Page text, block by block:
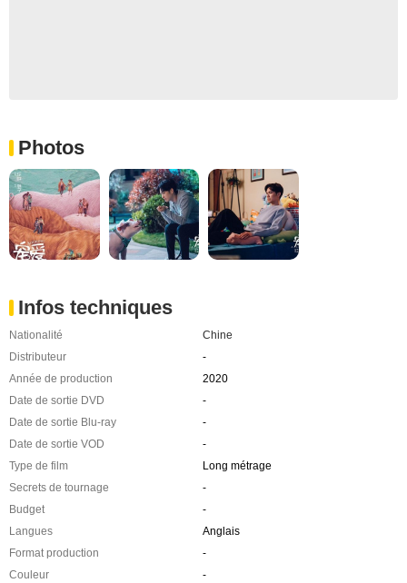
Photos
Infos techniques
Nationalité
Chine
Distributeur
-
Année de production
2020
Date de sortie DVD
-
Date de sortie Blu-ray
-
Date de sortie VOD
-
Type de film
Long métrage
Secrets de tournage
-
Budget
-
Langues
Anglais
Format production
-
Couleur
-